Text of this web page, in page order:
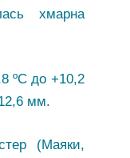
хмарна
ºС до +10,2
12,6 мм.
(Маяки,